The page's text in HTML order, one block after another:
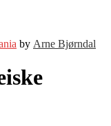
by Arne Bjørndal